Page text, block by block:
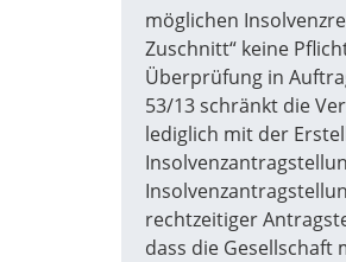
möglichen
Zuschnitt“ keine
Überprüfung in
53/13 schränkt die
lediglich mit der
rechtzeitiger
dass die